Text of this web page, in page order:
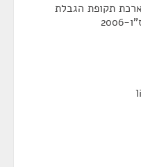
תקופת הגבלת